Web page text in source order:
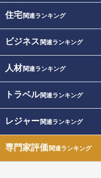
住宅関連ランキング
ビジネス 関連ランキング
人材関連ランキング
トラベル関連ランキング
レジャー関連ランキング
専門家評価関連ランキング